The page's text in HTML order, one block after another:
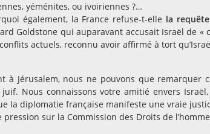
yéménites, ou ivoiriennes ?…
également, la France refuse-t-elle la
Goldstone qui auparavant accusait Israël de
actuels, reconnu avoir affirmé à tort
à Jérusalem, nous ne pouvons que remarquer
Nous connaissons votre amitié envers
la diplomatie française manifeste une vraie
pression sur la Commission des Droits de